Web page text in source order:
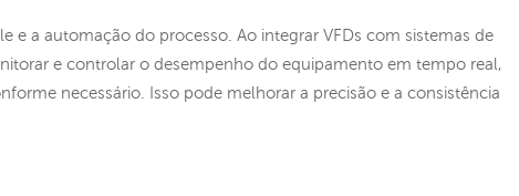
e a automação do processo. Ao integrar VFDs com sistemas de
e controlar o desempenho do equipamento em tempo real,
necessário. Isso pode melhorar a precisão e a consistência